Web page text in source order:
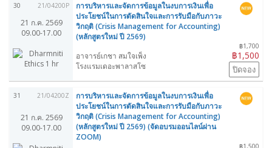
30 21/04200P
21 ก.ค. 2569
09.00-17.00
การบริหารและจัดการข้อมูลในงบการเงินเพื่อ
ประโยชน์ในการตัดสินใจและการรับมือกับภาวะ
วิกฤติ (Crisis Management for Accounting)
(หลักสูตรใหม่ ปี 2569)
฿1,700
฿1,500
อาจารย์เกชา สมใจเพ็ง
โรงแรมเดอะพาลาสโซ
ปิดจอง
31 21/04200Z
21 ก.ค. 2569
09.00-17.00
การบริหารและจัดการข้อมูลในงบการเงินเพื่อ
ประโยชน์ในการตัดสินใจและการรับมือกับภาวะ
วิกฤติ (Crisis Management for Accounting)
(หลักสูตรใหม่ ปี 2569) (จัดอบรมออนไลน์ผ่าน
ZOOM)
฿1,500